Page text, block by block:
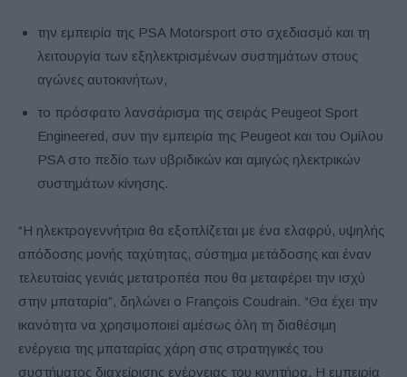
την εμπειρία της PSA Motorsport στο σχεδιασμό και τη
λειτουργία των εξηλεκτρισμένων συστημάτων στους
αγώνες αυτοκινήτων,
το πρόσφατο λανσάρισμα της σειράς Peugeot Sport
Engineered, συν την εμπειρία της Peugeot και του Ομίλου
PSA στο πεδίο των υβριδικών και αμιγώς ηλεκτρικών
συστημάτων κίνησης.
“Η ηλεκτρογεννήτρια θα εξοπλίζεται με ένα ελαφρύ, υψηλής
απόδοσης μονής ταχύτητας, σύστημα μετάδοσης και έναν
τελευταίας γενιάς μετατροπέα που θα μεταφέρει την ισχύ
στην μπαταρία”, δηλώνει ο François Coudrain. “Θα έχει την
ικανότητα να χρησιμοποιεί αμέσως όλη τη διαθέσιμη
ενέργεια της μπαταρίας χάρη στις στρατηγικές του
συστήματος διαχείρισης ενέργειας του κινητήρα. Η εμπειρία